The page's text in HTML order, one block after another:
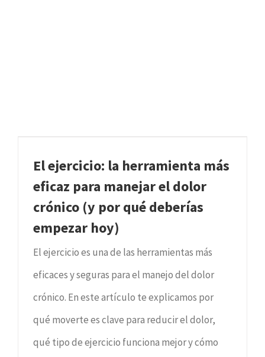
El ejercicio: la herramienta más
eficaz para manejar el dolor
crónico (y por qué deberías
empezar hoy)
El ejercicio es una de las herramientas más
eficaces y seguras para el manejo del dolor
crónico. En este artículo te explicamos por
qué moverte es clave para reducir el dolor,
qué tipo de ejercicio funciona mejor y cómo